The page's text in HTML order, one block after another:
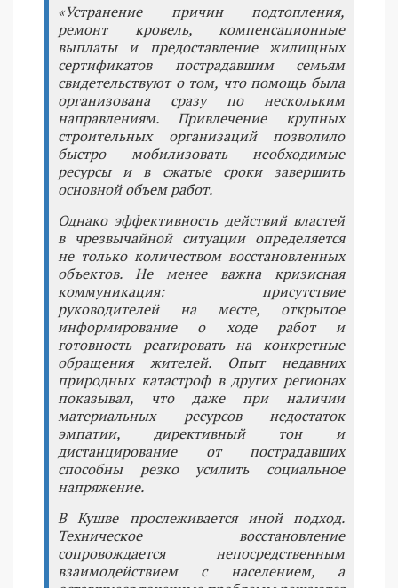
«Устранение причин подтопления,
ремонт кровель, компенсационные
выплаты и предоставление жилищных
сертификатов пострадавшим семьям
свидетельствуют о том, что помощь была
организована сразу по нескольким
направлениям. Привлечение крупных
строительных организаций позволило
быстро мобилизовать необходимые
ресурсы и в сжатые сроки завершить
основной объем работ.
Однако эффективность действий властей
в чрезвычайной ситуации определяется
не только количеством восстановленных
объектов. Не менее важна кризисная
коммуникация: присутствие
руководителей на месте, открытое
информирование о ходе работ и
готовность реагировать на конкретные
обращения жителей. Опыт недавних
природных катастроф в других регионах
показывал, что даже при наличии
материальных ресурсов недостаток
эмпатии, директивный тон и
дистанцирование от пострадавших
способны резко усилить социальное
напряжение.
В Кушве прослеживается иной подход.
Техническое восстановление
сопровождается непосредственным
взаимодействием с населением, а